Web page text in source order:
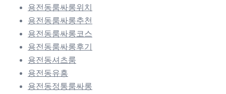
용전동룸싸롱위치
용전동룸싸롱추천
용전동룸싸롱코스
용전동룸싸롱후기
용전동셔츠룸
용전동유흥
용전동정통룸싸롱